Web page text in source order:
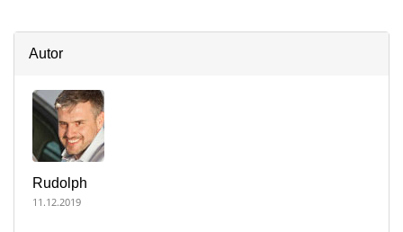
Autor
Rudolph
11.12.2019